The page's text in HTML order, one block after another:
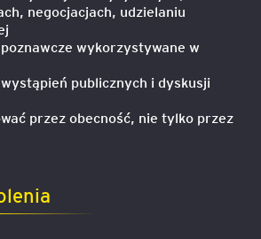
negocjacjach, udzielaniu
wykorzystywane w
publicznych i dyskusji
przez obecność, nie tylko przez